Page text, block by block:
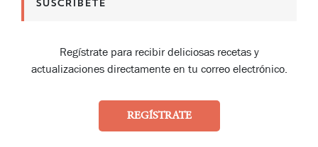
SUSCRÍBETE
Regístrate para recibir deliciosas recetas y
actualizaciones directamente en tu correo electrónico.
REGÍSTRATE